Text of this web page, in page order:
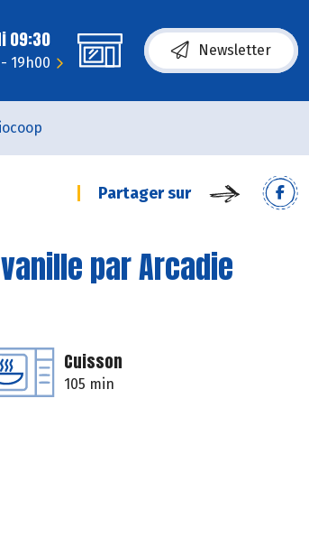
09:30
19h00
Newsletter
Partager sur
par Arcadie
Cuisson
105 min